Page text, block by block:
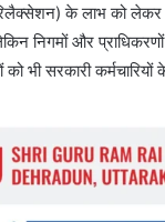
के लाभ को लेकर भी
निगमों और
को भी सरकारी